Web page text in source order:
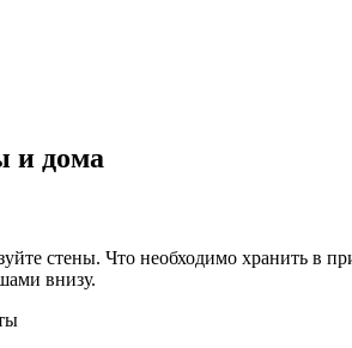
и дома
стены. Что необходимо хранить в
внизу.